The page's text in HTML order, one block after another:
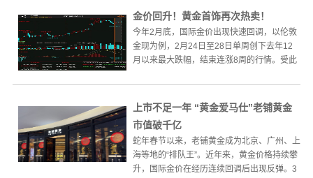
金价回升！黄金首饰再次热卖！
今年2月底，国际金价出现快速回调，以伦敦
金现为例，2月24日至28日单周创下去年12
月以来最大跌幅，结束连涨8周的行情。受此
上市不足一年 “黄金爱马仕”老铺黄金
市值破千亿
蛇年春节以来，老铺黄金成为北京、广州、上
海等地的“排队王”。近年来，黄金价格持续攀
升，国际金价在经历连续回调后出现反弹。3